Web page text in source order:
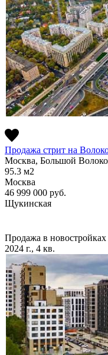
Продажа стрит на
Москва, Большой
95.3 м2
Москва
46 999 000 руб.
Щукинская
Продажа в новостройках
2024 г., 4 кв.